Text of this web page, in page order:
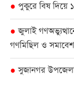
● পুকুরে বিষ দিয়ে
● জুলাই
গণমিছিল ও সমাবেশ
● সুজানগর উপজেলা